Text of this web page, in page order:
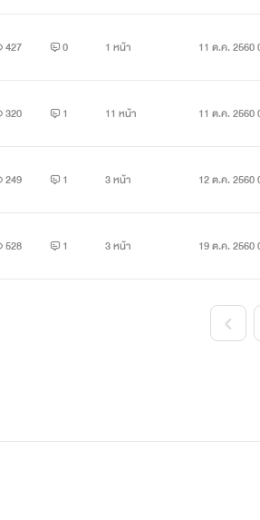
เจอเข้ากับพี่รหัส ที่สุดแสนจะเป็นสุภาพบุ
427 0 1 หน้า 11 ต.ค. 2560
320 1 11 หน้า 11 ต.ค. 2560
249 1 3 หน้า 12 ต.ค. 2560
528 1 3 หน้า 19 ต.ค. 2560